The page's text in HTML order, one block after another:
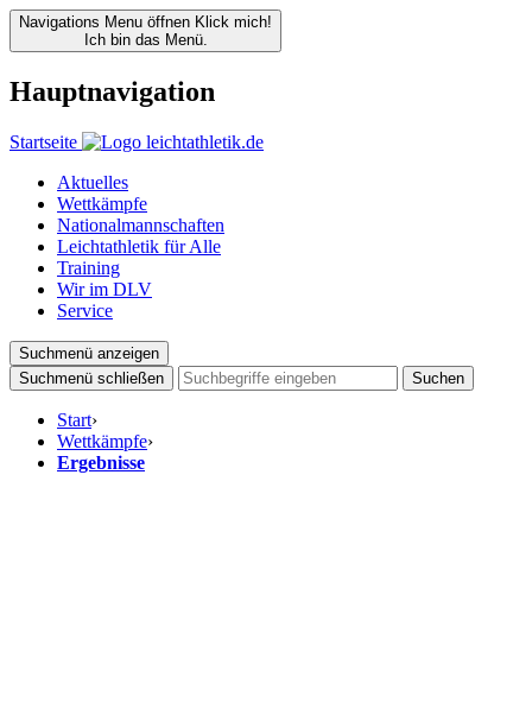
Navigations Menu öffnen Klick mich!
Ich bin das Menü.
Hauptnavigation
Startseite
Aktuelles
Wettkämpfe
Nationalmannschaften
Leichtathletik für Alle
Training
Wir im DLV
Service
Suchmenü anzeigen
Suchmenü schließen
Suchen
Start›
Wettkämpfe›
Ergebnisse